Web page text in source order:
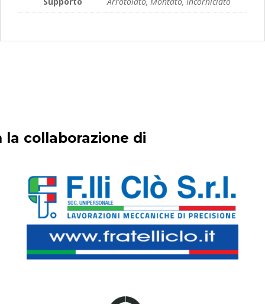
la collaborazione di